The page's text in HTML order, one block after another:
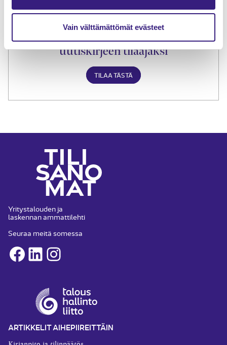
Vain välttämättömät evästeet
Liity Tilisanomien
uutiskirjeen tilaajaksi
TILAA TÄSTÄ
Yritystalouden ja
laskennan ammattilehti
Seuraa meitä somessa
Facebook
LinkedInInstagram
ARTIKKELIT AIHEPIIREITTÄIN